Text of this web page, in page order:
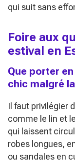
qui suit sans
Foire aux
estival en
Que porter
chic malgré
Il faut privilégier
comme le lin et
qui laissent
robes longues,
ou sandales en